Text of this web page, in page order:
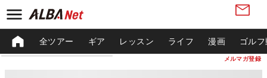
メルマガ登録
全ツアー ギア レッスン ライフ 漫画 ゴル